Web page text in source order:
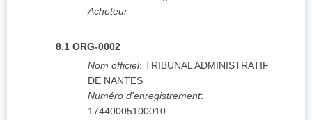
Acheteur
8.1 ORG-0002
Nom officiel: TRIBUNAL ADMINISTRATIF
DE NANTES
Numéro d'enregistrement:
17440005100010